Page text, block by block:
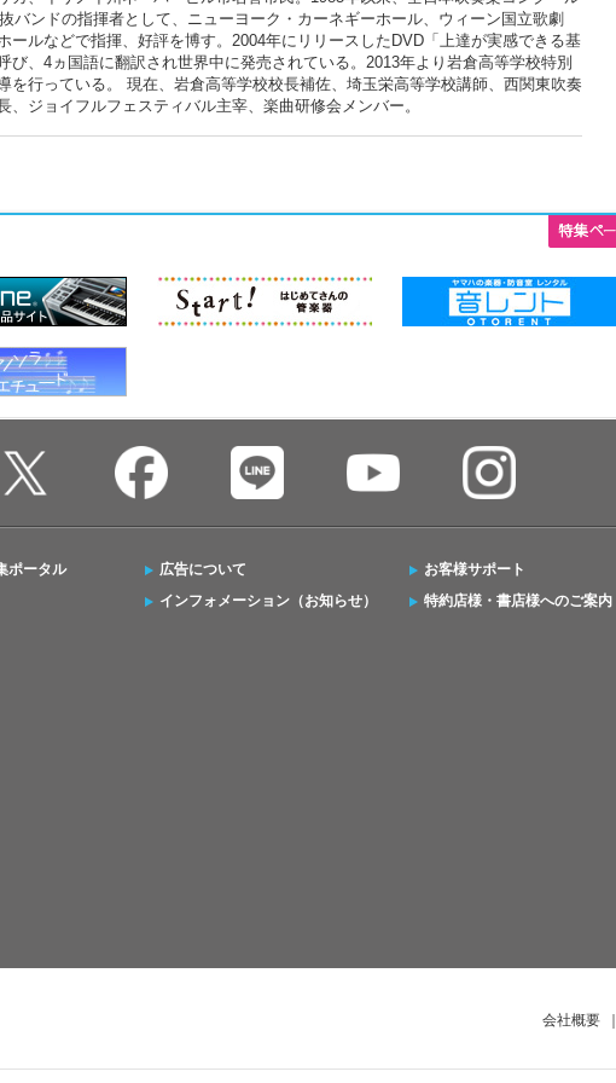
バンドの指揮者として、ニューヨーク・カーネギーホール、ウィーン国立歌劇
ールなどで指揮、好評を博す。2004年にリリースしたDVD「上達が実感できる基
、4ヵ国語に翻訳され世界中に発売されている。2013年より岩倉高等学校特別
を行っている。 現在、岩倉高等学校校長補佐、埼玉栄高等学校講師、西関東吹奏
ジョイフルフェスティバル主宰、楽曲研修会メンバー。
ポータル
広告について
インフォメーション（お知らせ）
お客様サポート
特約店様・書店様へのご案内
会社概要 ｜